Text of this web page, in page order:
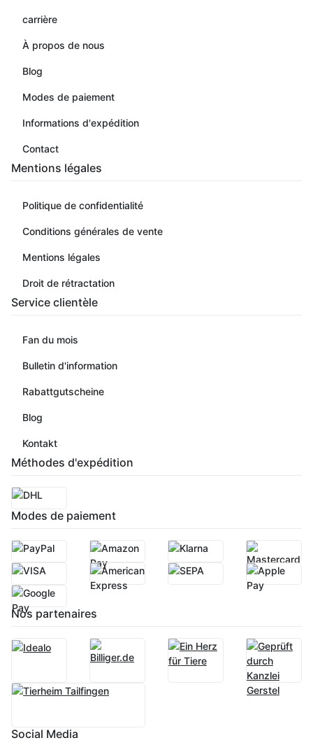
carrière
À propos de nous
Blog
Modes de paiement
Informations d'expédition
Contact
Mentions légales
Politique de confidentialité
Conditions générales de vente
Mentions légales
Droit de rétractation
Service clientèle
Fan du mois
Bulletin d'information
Rabattgutscheine
Blog
Kontakt
Méthodes d'expédition
Modes de paiement
Nos partenaires
Social Media